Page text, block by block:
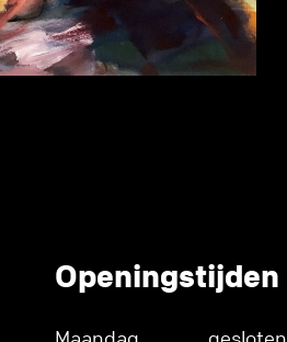
Openingstijden